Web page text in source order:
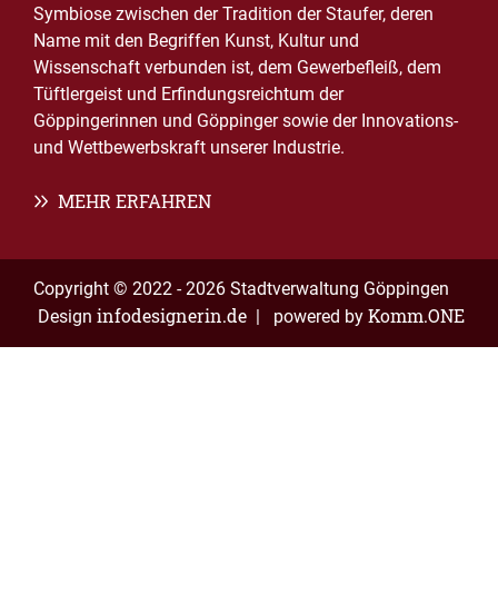
Symbiose zwischen der Tradition der Staufer, deren
Name mit den Begriffen Kunst, Kultur und
Wissenschaft verbunden ist, dem Gewerbefleiß, dem
Tüftlergeist und Erfindungsreichtum der
Göppingerinnen und Göppinger sowie der Innovations-
und Wettbewerbskraft unserer Industrie.
MEHR ERFAHREN
Copyright © 2022 - 2026 Stadtverwaltung Göppingen
Design infodesignerin.de | powered by Komm.ONE